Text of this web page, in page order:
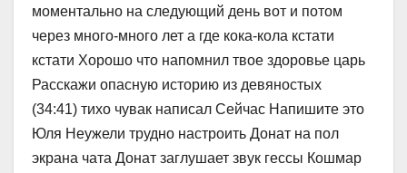
моментально на следующий день вот и потом
через много-много лет а где кока-кола кстати
кстати Хорошо что напомнил твое здоровье царь
Расскажи опасную историю из девяностых
(34:41) тихо чувак написал Сейчас Напишите это
Юля Неужели трудно настроить Донат на пол
экрана чата Донат заглушает звук гессы Кошмар